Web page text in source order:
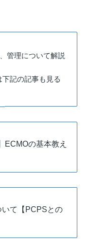
管理について解説
記の記事も見る
ECMOの基本教え
て【PCPSとの